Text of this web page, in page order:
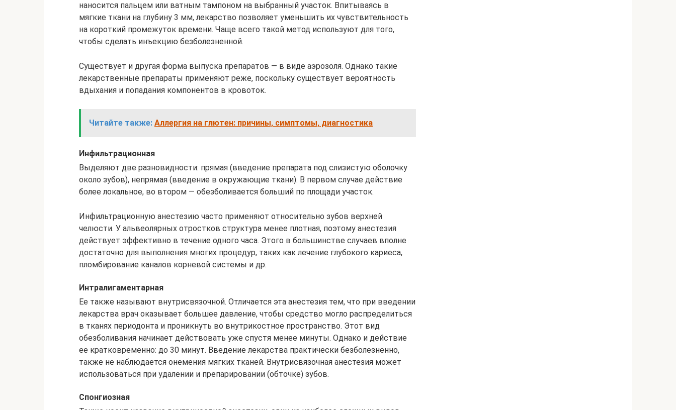
наносится пальцем или ватным тампоном на выбранный участок. Впитываясь в
мягкие ткани на глубину 3 мм, лекарство позволяет уменьшить их чувствительность
на короткий промежуток времени. Чаще всего такой метод используют для того,
чтобы сделать инъекцию безболезненной.
Существует и другая форма выпуска препаратов — в виде аэрозоля. Однако такие
лекарственные препараты применяют реже, поскольку существует вероятность
вдыхания и попадания компонентов в кровоток.
Читайте также: Аллергия на глютен: причины, симптомы, диагностика
Инфильтрационная
Выделяют две разновидности: прямая (введение препарата под слизистую оболочку
около зубов), непрямая (введение в окружающие ткани). В первом случае действие
более локальное, во втором — обезболивается больший по площади участок.
Инфильтрационную анестезию часто применяют относительно зубов верхней
челюсти. У альвеолярных отростков структура менее плотная, поэтому анестезия
действует эффективно в течение одного часа. Этого в большинстве случаев вполне
достаточно для выполнения многих процедур, таких как лечение глубокого кариеса,
пломбирование каналов корневой системы и др.
Интралигаментарная
Ее также называют внутрисвязочной. Отличается эта анестезия тем, что при введении
лекарства врач оказывает большее давление, чтобы средство могло распределиться
в тканях периодонта и проникнуть во внутрикостное пространство. Этот вид
обезболивания начинает действовать уже спустя менее минуты. Однако и действие
ее кратковременно: до 30 минут. Введение лекарства практически безболезненно,
также не наблюдается онемения мягких тканей. Внутрисвязочная анестезия может
использоваться при удалении и препарировании (обточке) зубов.
Спонгиозная